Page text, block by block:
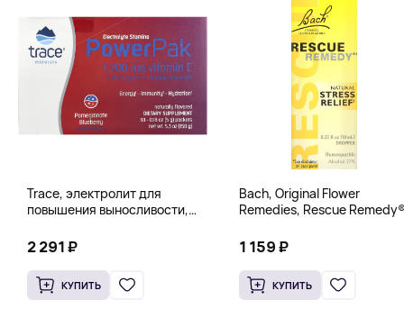
Trace, электролит для
повышения выносливости,
и черники, 30 пакетиков по 5 г
(0,18 унции)
2 291 ₽
КУПИТЬ
Bach, Original Flower
Remedies, Rescue
снятия стресса, 10 мл
(0,35 жидк. унции)
1 159 ₽
КУПИТЬ